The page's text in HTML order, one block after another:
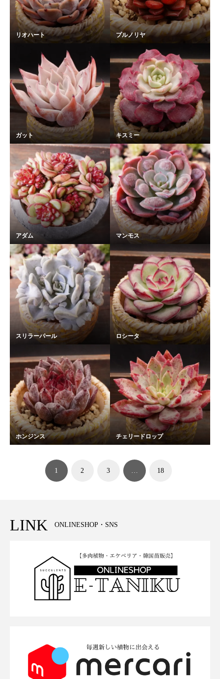
リオハート プルノリヤ
ガット キスミー
アダム マンモス
スリラーパール ロシータ
ホンジンス チェリードロップ
1 2 3 … 18
LINK ONLINESHOP・SNS